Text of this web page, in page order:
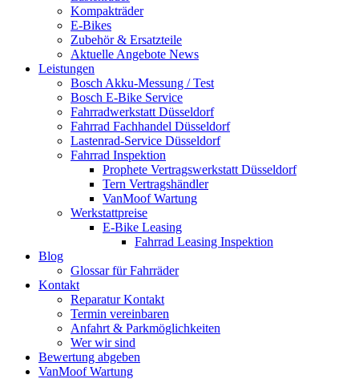
Kompakträder
E-Bikes
Zubehör & Ersatzteile
Aktuelle Angebote News
Leistungen
Bosch Akku-Messung / Test
Bosch E-Bike Service
Fahrradwerkstatt Düsseldorf
Fahrrad Fachhandel Düsseldorf
Lastenrad-Service Düsseldorf
Fahrrad Inspektion
Prophete Vertragswerkstatt Düsseldorf
Tern Vertragshändler
VanMoof Wartung
Werkstattpreise
E-Bike Leasing
Fahrrad Leasing Inspektion
Blog
Glossar für Fahrräder
Kontakt
Reparatur Kontakt
Termin vereinbaren
Anfahrt & Parkmöglichkeiten
Wer wir sind
Bewertung abgeben
VanMoof Wartung